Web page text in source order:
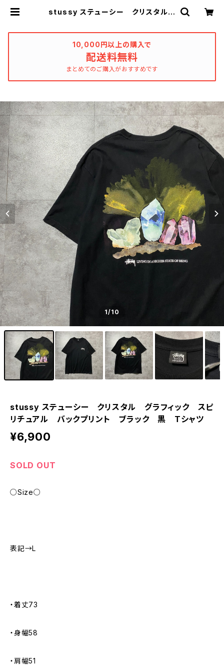
stussy ステューシー クリスタル
used_clothing_katharsis
10,000円以上の購入で
配送料無料
まとめてのご購入がおすすめです
1/10
stussy ステューシー クリスタル グラフィック スピ
リチュアル バックプリント ブラック 黒 Tシャツ
¥6,900
SOLD OUT
○Size○
表記→L
・着丈73
・身幅58
・肩幅51